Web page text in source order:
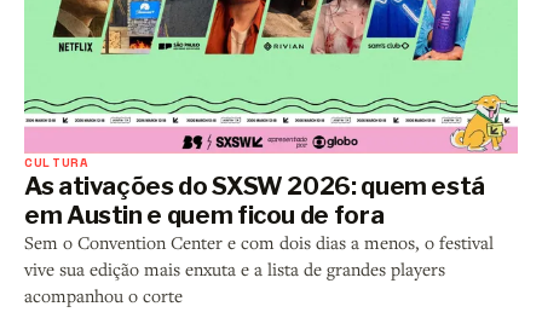
CULTURA
As ativações do SXSW 2026: quem está
em Austin e quem ficou de fora
Sem o Convention Center e com dois dias a menos, o festival
vive sua edição mais enxuta e a lista de grandes players
acompanhou o corte